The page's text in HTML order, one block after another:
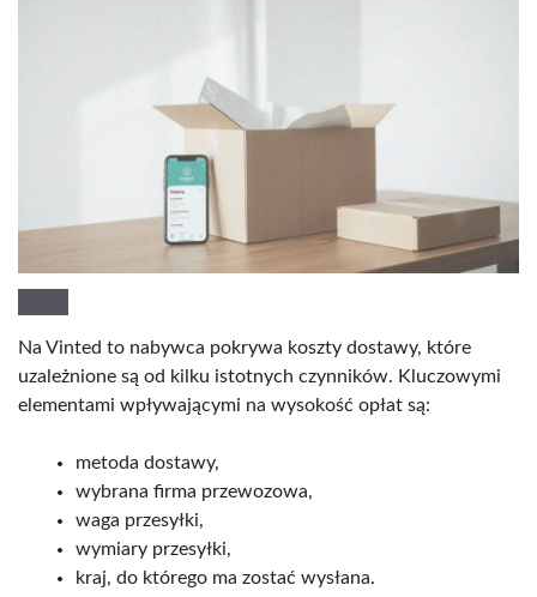
Na Vinted to nabywca pokrywa koszty dostawy, które
uzależnione są od kilku istotnych czynników. Kluczowymi
elementami wpływającymi na wysokość opłat są:
metoda dostawy,
wybrana firma przewozowa,
waga przesyłki,
wymiary przesyłki,
kraj, do którego ma zostać wysłana.